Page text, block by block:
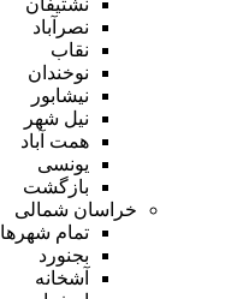
نصرآباد
نقاب
نوخندان
نیشابور
نیل شهر
همت آباد
یونسی
بازگشت
خراسان شمالی
تمام شهر‌ها
بجنورد
آشخانه